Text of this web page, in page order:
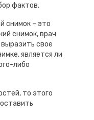
фактов.
снимок – это
снимок, врач
свое
является ли
либо
то этого